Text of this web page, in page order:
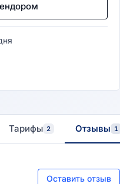
Тарифы 2 Отзывы 1
Оставить отзыв